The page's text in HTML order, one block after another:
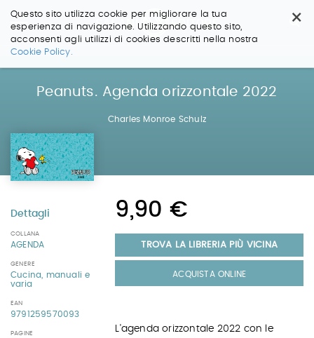
×
Questo sito utilizza cookie per migliorare la tua
esperienza di navigazione. Utilizzando questo sito,
acconsenti agli utilizzi di cookies descritti nella nostra
Cookie Policy.
Salta
Peanuts. Agenda orizzontale 2022
Charles Monroe Schulz
Dettagli
COLLANA
AGENDA
GENERE
Cucina, manuali e
varia
EAN
9791259570093
PAGINE
9,90 €
TROVA LA LIBRERIA PIÙ VICINA
ACQUISTA ONLINE
L'agenda orizzontale 2022 con le